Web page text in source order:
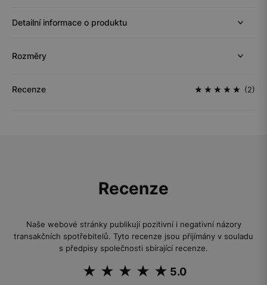
Detailní informace o produktu
Rozměry
Recenze (2)
Recenze
Naše webové stránky publikují pozitivní i negativní názory
transakčních spotřebitelů. Tyto recenze jsou přijímány v souladu
s předpisy společnosti sbírající recenze.
5.0